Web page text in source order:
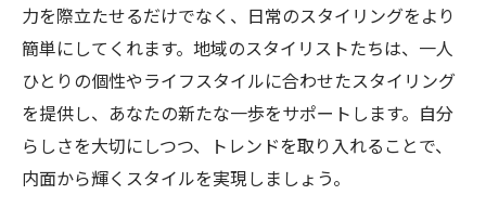
理容室で得られるリフレッシュ効果
周囲との関係性に変化をもたらすスタイル
スタイルチェンジがもたらす人生の豊かさ
力を際立たせるだけでなく、日常のスタイリングをより
簡単にしてくれます。地域のスタイリストたちは、一人
ひとりの個性やライフスタイルに合わせたスタイリング
を提供し、あなたの新たな一歩をサポートします。自分
らしさを大切にしつつ、トレンドを取り入れることで、
内面から輝くスタイルを実現しましょう。